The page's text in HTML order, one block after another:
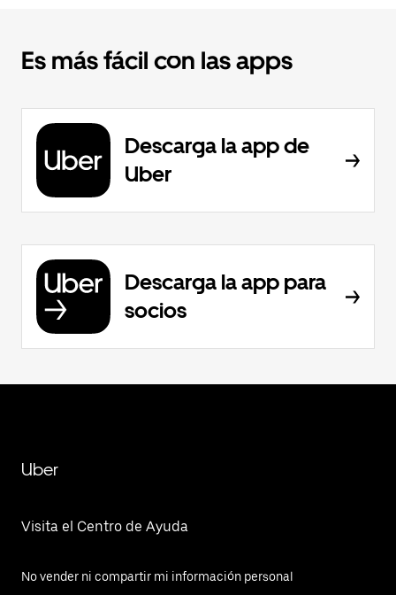
Es más fácil con las apps
Descarga la app de
Uber
Descarga la app para
socios
Uber
Visita el Centro de Ayuda
No vender ni compartir mi información personal